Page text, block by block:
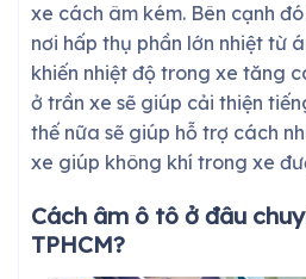
xe cách âm kém. Bên cạnh
nơi hấp thụ phần lớn nhiệt từ
khiến nhiệt độ trong xe tăng
ở trần xe sẽ giúp cải thiện
thế nữa sẽ giúp hỗ trợ cách
xe giúp không khí trong xe
Cách âm ô tô ở đâu
TPHCM?